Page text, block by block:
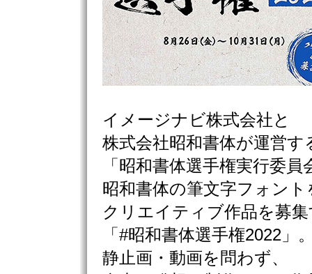
イメージナビ株式会社と
株式会社昭和書体が運営す
「昭和書体選手権実行委員
昭和書体の筆文字フォント
クリエイティブ作品を募
「#昭和書体選手権2022」
静止画・動画を問わず、